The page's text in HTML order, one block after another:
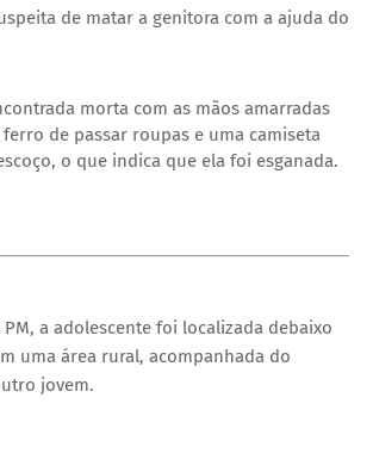
de matar a genitora com a ajuda do
morta com as mãos amarradas
de passar roupas e uma camiseta
o que indica que ela foi esganada.
a adolescente foi localizada debaixo
uma área rural, acompanhada do
jovem.